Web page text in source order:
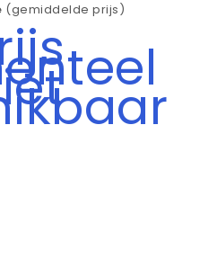
(gemiddelde prijs)